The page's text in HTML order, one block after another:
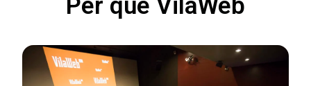
Per què VilaWeb